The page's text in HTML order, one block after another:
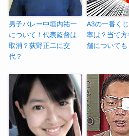
男子バレー中垣内祐一
について！代表監督は
取消？荻野正二に交
代？
A3の一番く
率は？当て
舗についても